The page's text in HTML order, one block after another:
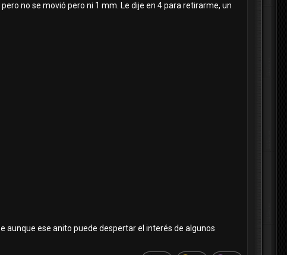
no se movió pero ni 1 mm. Le dije en 4 para retirarme, un
aunque ese anito puede despertar el interés de algunos